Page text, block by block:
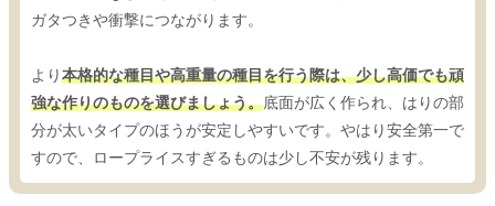
ガタつきや衝撃につながります。
より本格的な種目や高重量の種目を行う際は、少し高価でも頑
強な作りのものを選びましょう。底面が広く作られ、はりの部
分が太いタイプのほうが安定しやすいです。やはり安全第一で
すので、ロープライスすぎるものは少し不安が残ります。